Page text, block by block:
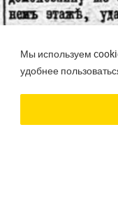
Мы используем
удобнее